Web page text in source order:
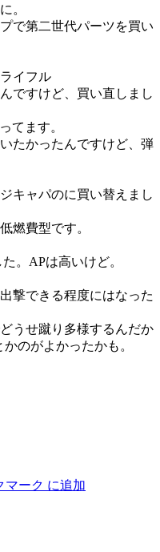
。
で第二世代パーツを買い
イフル
ですけど、買い直しまし
てます。
たかったんですけど、弾
キャパのに買い替えまし
燃費型です。
。APは高いけど。
撃できる程度にはなった
うせ蹴り多様するんだか
のがよかったかも。